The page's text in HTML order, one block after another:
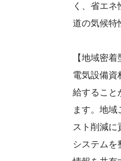
く、省エ
道の気候特
【地域密
電気設備資
給すること
ます。地
スト削減に
システムを